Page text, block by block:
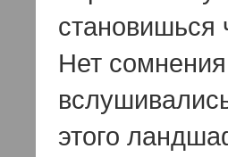
становишься
Нет
этого